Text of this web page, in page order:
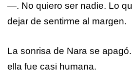
—. No quiero ser nadie. Lo
dejar de sentirme al margen.
La sonrisa de Nara se
ella fue casi humana.